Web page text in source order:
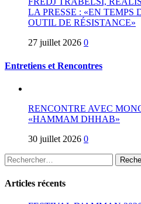
LA PRESSE : «EN TEMPS
OUTIL DE RÉSISTANCE»
27 juillet 2026 0
Entretiens et Rencontres
RENCONTRE AVEC
«HAMMAM DHHAB»
30 juillet 2026 0
Rechercher :
Articles récents